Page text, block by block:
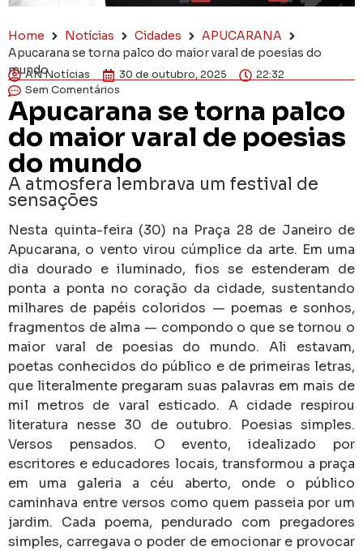
Home Notícias Cidades
APUCARANA
Apucarana se torna palco do maior varal de poesias do
mundo
AN Notícias 30 de outubro, 2025
22:32
Sem Comentários
Apucarana se torna palco
do maior varal de poesias
do mundo
A atmosfera lembrava um festival de
sensações
Nesta quinta-feira (30) na Praça 28 de Janeiro de
Apucarana, o vento virou cúmplice da arte. Em uma
dia dourado e iluminado, fios se estenderam de
ponta a ponta no coração da cidade, sustentando
milhares de papéis coloridos — poemas e sonhos,
fragmentos de alma — compondo o que se tornou o
maior varal de poesias do mundo. Ali estavam,
poetas conhecidos do público e de primeiras letras,
que literalmente pregaram suas palavras em mais de
mil metros de varal esticado. A cidade respirou
literatura nesse 30 de outubro. Poesias simples.
Versos pensados. O evento, idealizado por
escritores e educadores locais, transformou a praça
em uma galeria a céu aberto, onde o público
caminhava entre versos como quem passeia por um
jardim. Cada poema, pendurado com pregadores
simples, carregava o poder de emocionar e provocar